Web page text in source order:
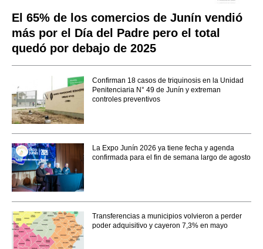
El 65% de los comercios de Junín vendió
más por el Día del Padre pero el total
quedó por debajo de 2025
Confirman 18 casos de triquinosis en la Unidad
Penitenciaria N° 49 de Junín y extreman
controles preventivos
La Expo Junín 2026 ya tiene fecha y agenda
confirmada para el fin de semana largo de agosto
Transferencias a municipios volvieron a perder
poder adquisitivo y cayeron 7,3% en mayo